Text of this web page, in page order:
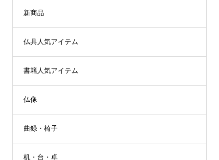
新商品
仏具人気アイテム
書籍人気アイテム
仏像
曲録・椅子
机・台・卓